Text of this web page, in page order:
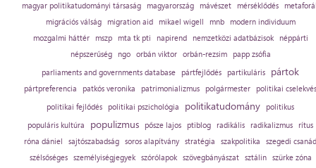
magyar politikatudományi társaság
magyarország mávészet mérséklődés
migrációs válság
migration aid mikael wigell mnb
modern individuum
mozgalmi háttér
mszp mta tk pti napirend nemzetközi adatbázisok
néppárti
népszerűség
ngo orbán viktor orbán-rezsim
papp zsófia
parliaments and governments database
pártfejlődés partikuláris pártok
pártpreferencia patkós veronika patrimonializmus polgármester
politikai
politikai fejlődés
politikai pszichológia politikatudomány
politikus
populáris kultúra
populizmus pősze lajos ptiblog radikális radikalizmus
rítus
róna dániel
sajtószabadság soros alapítvány stratégia szakpolitika
szegedi
szélsőséges
személyiségjegyek szórólapok szövegbányászat sztálin
szürke zóna